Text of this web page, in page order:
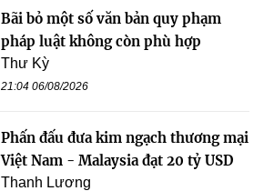
Bãi bỏ một số văn bản quy phạm
pháp luật không còn phù hợp
Thư Kỳ
21:04 06/08/2026
Phấn đấu đưa kim ngạch thương mại
Việt Nam - Malaysia đạt 20 tỷ USD
Thanh Lương